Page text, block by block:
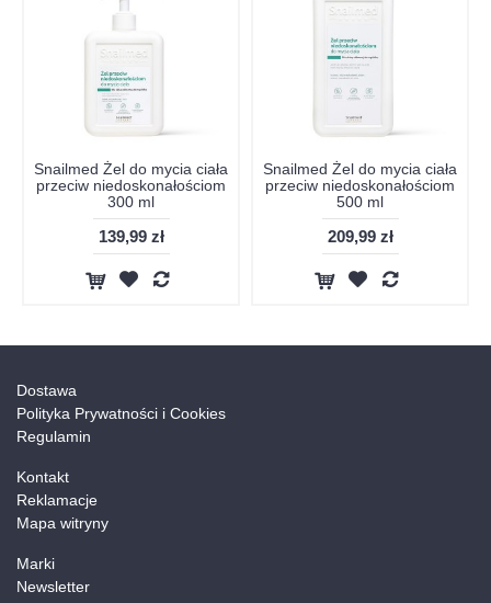
Snailmed Żel do mycia ciała
przeciw niedoskonałościom
300 ml
139,99 zł
Snailmed Żel do mycia ciała
przeciw niedoskonałościom
500 ml
209,99 zł
Dostawa
Polityka Prywatności i Cookies
Regulamin
Kontakt
Reklamacje
Mapa witryny
Marki
Newsletter